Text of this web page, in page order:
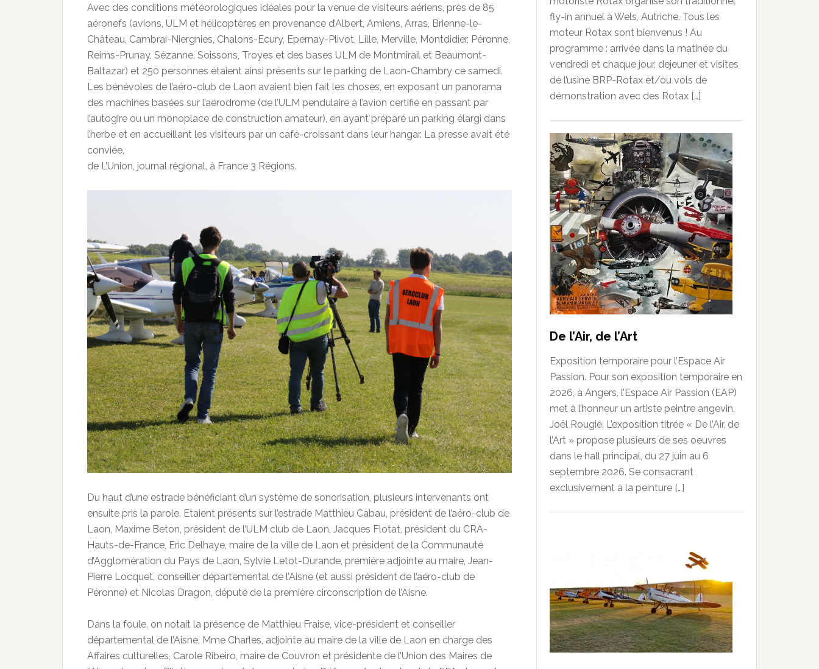
Avec des conditions météorologiques idéales pour la venue de visiteurs aériens, près de 85
aéronefs (avions, ULM et hélicoptères en provenance d’Albert, Amiens, Arras, Brienne-le-
Château, Cambrai-Niergnies, Chalons-Ecury, Epernay-Plivot, Lille, Merville, Montdidier, Péronne,
Reims-Prunay, Sézanne, Soissons, Troyes et des bases ULM de Montmirail et Beaumont-
Baltazar) et 250 personnes étaient ainsi présents sur le parking de Laon-Chambry ce samedi.
Les bénévoles de l’aéro-club de Laon avaient bien fait les choses, en exposant un panorama
des machines basées sur l’aérodrome (de l’ULM pendulaire à l’avion certifié en passant par
l’autogire ou un monoplace de construction amateur), en ayant préparé un parking élargi dans
l’herbe et en accueillant les visiteurs par un café-croissant dans leur hangar. La presse avait été
conviée,
de L’Union, journal régional, à France 3 Régions.
Du haut d’une estrade bénéficiant d’un système de sonorisation, plusieurs intervenants ont
ensuite pris la parole. Etaient présents sur l’estrade Matthieu Cabau, président de l’aéro-club de
Laon, Maxime Beton, président de l’ULM club de Laon, Jacques Flotat, président du CRA-
Hauts-de-France, Eric Delhaye, maire de la ville de Laon et président de la Communauté
d’Agglomération du Pays de Laon, Sylvie Letot-Durande, première adjointe au maire, Jean-
Pierre Locquet, conseiller départemental de l’Aisne (et aussi président de l’aéro-club de
Péronne) et Nicolas Dragon, député de la première circonscription de l’Aisne.
Dans la foule, on notait la présence de Matthieu Fraise, vice-président et conseiller
départemental de l’Aisne, Mme Charles, adjointe au maire de la ville de Laon en charge des
Affaires culturelles, Carole Ribeiro, maire de Couvron et présidente de l’Union des Maires de
fly-in annuel à Wels, Autriche. Tous les
moteur Rotax sont bienvenus ! Au
programme : arrivée dans la matinée du
vendredi et chaque jour, dejeuner et visites
de l’usine BRP-Rotax et/ou vols de
démonstration avec des Rotax […]
De l’Air, de l’Art
Exposition temporaire pour l’Espace Air
Passion. Pour son exposition temporaire en
2026, à Angers, l’Espace Air Passion (EAP)
met à l’honneur un artiste peintre angevin,
Joël Rougié. L’exposition titrée « De l’Air, de
l’Art » propose plusieurs de ses oeuvres
dans le hall principal, du 27 juin au 6
septembre 2026. Se consacrant
exclusivement à la peinture […]